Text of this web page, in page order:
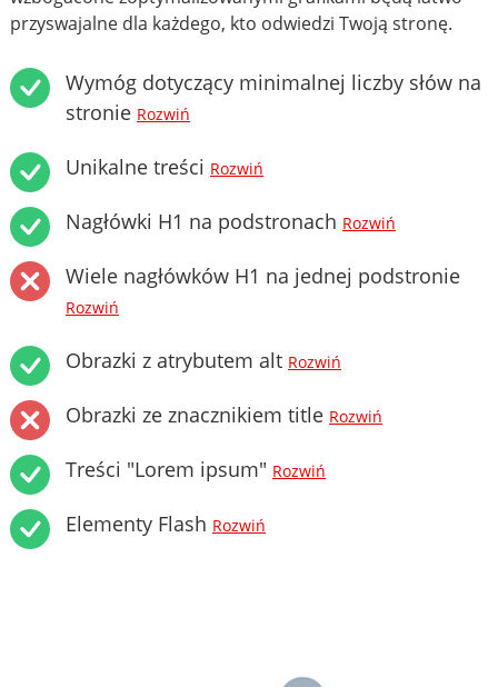
przyswajalne dla każdego, kto odwiedzi Twoją stronę.
Wymóg dotyczący minimalnej liczby słów na
stronie Rozwiń
Unikalne treści Rozwiń
Nagłówki H1 na podstronach Rozwiń
Wiele nagłówków H1 na jednej podstronie
Rozwiń
Obrazki z atrybutem alt Rozwiń
Obrazki ze znacznikiem title Rozwiń
Treści "Lorem ipsum" Rozwiń
Elementy Flash Rozwiń